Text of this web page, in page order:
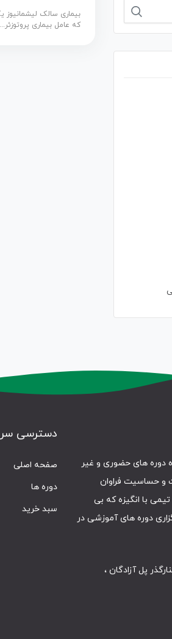
بیماری سالک
که عامل بیماری پروتوزئر...
دوره های حضوری و غیر
و حساسیت فراوان
با انگیزه که بی
دوره های آموزشی در
کاج ، کنارگذر پل آزادگان ،
دسترسی
صفحه اصلی
دوره ها
سبد خرید